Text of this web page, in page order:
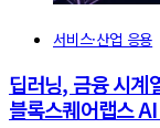
서비스·산업 응용
딥러닝, 금융 시
블록스퀘어랩스